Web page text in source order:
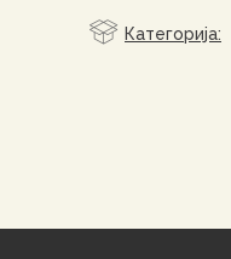
Категорија: